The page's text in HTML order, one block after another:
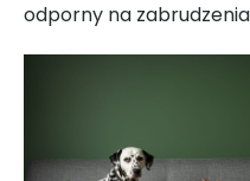
odporny na